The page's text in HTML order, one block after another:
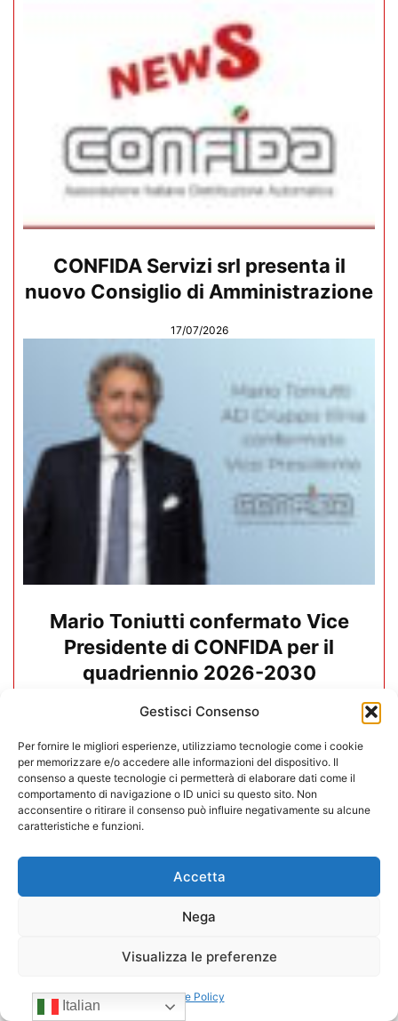
Gestisci Consenso
Per fornire le migliori esperienze, utilizziamo tecnologie come i cookie
per memorizzare e/o accedere alle informazioni del dispositivo. Il
consenso a queste tecnologie ci permetterà di elaborare dati come il
comportamento di navigazione o ID unici su questo sito. Non
acconsentire o ritirare il consenso può influire negativamente su alcune
caratteristiche e funzioni.
Accetta
Nega
Visualizza le preferenze
Cookie Policy
CONFIDA Servizi srl presenta il
nuovo Consiglio di Amministrazione
17/07/2026
Mario Toniutti confermato Vice
Presidente di CONFIDA per il
quadriennio 2026-2030
15/07/2026
Negozi H24 nel mirino. Trapletti a
Italian